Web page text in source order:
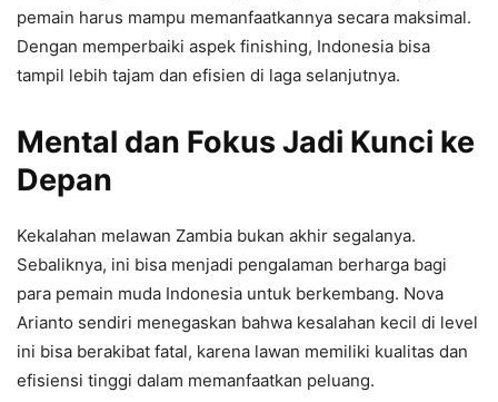
pemain harus mampu memanfaatkannya secara maksimal.
Dengan memperbaiki aspek finishing, Indonesia bisa
tampil lebih tajam dan efisien di laga selanjutnya.
Mental dan Fokus Jadi Kunci ke
Depan
Kekalahan melawan Zambia bukan akhir segalanya.
Sebaliknya, ini bisa menjadi pengalaman berharga bagi
para pemain muda Indonesia untuk berkembang. Nova
Arianto sendiri menegaskan bahwa kesalahan kecil di level
ini bisa berakibat fatal, karena lawan memiliki kualitas dan
efisiensi tinggi dalam memanfaatkan peluang.